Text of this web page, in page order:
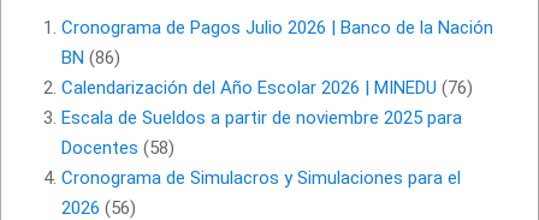
Cronograma de Pagos Julio 2026 | Banco de la Nación
BN (86)
Calendarización del Año Escolar 2026 | MINEDU (76)
Escala de Sueldos a partir de noviembre 2025 para
Docentes (58)
Cronograma de Simulacros y Simulaciones para el
2026 (56)